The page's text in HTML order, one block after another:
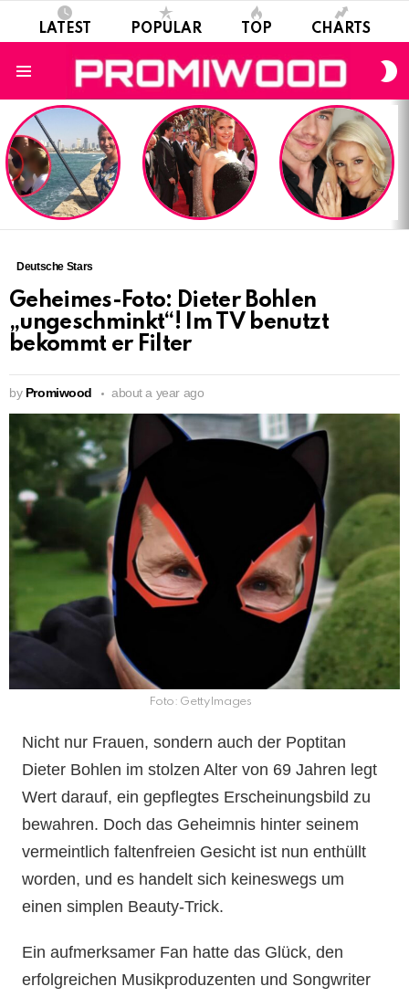
LATEST POPULAR TOP CHARTS
LATEST
STORIES
Deutsche Stars
Geheimes-Foto: Dieter Bohlen
„ungeschminkt“! Im TV benutzt
bekommt er Filter
by Promiwood about a year ago
Foto: GettyImages
Nicht nur Frauen, sondern auch der Poptitan
Dieter Bohlen im stolzen Alter von 69 Jahren legt
Wert darauf, ein gepflegtes Erscheinungsbild zu
bewahren. Doch das Geheimnis hinter seinem
vermeintlich faltenfreien Gesicht ist nun enthüllt
worden, und es handelt sich keineswegs um
einen simplen Beauty-Trick.
Ein aufmerksamer Fan hatte das Glück, den
erfolgreichen Musikproduzenten und Songwriter